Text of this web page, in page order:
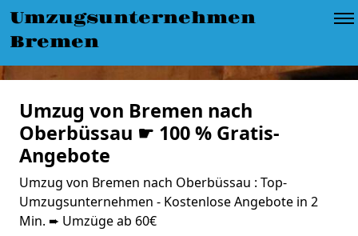
Umzugsunternehmen
Bremen
Umzug von Bremen nach
Oberbüssau ☛ 100 % Gratis-
Angebote
Umzug von Bremen nach Oberbüssau : Top-
Umzugsunternehmen - Kostenlose Angebote in 2
Min. ➨ Umzüge ab 60€